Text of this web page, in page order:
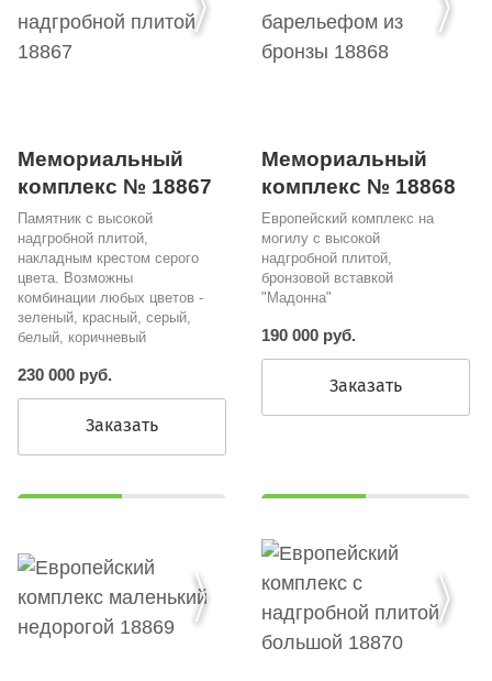
Мемориальный
комплекс № 18867
Памятник с высокой
надгробной плитой,
накладным крестом серого
цвета. Возможны
комбинации любых цветов -
зеленый, красный, серый,
белый, коричневый
230 000 руб.
Заказать
Мемориальный
комплекс № 18868
Европейский комплекс на
могилу с высокой
надгробной плитой,
бронзовой вставкой
"Мадонна"
190 000 руб.
Заказать